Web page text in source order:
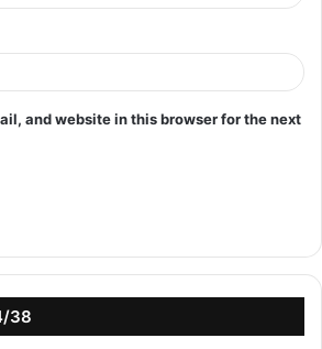
and website in this browser for the next
38